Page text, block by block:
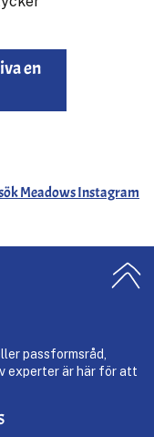
en
Meadows Instagram
passformsråd,
experter är här för att